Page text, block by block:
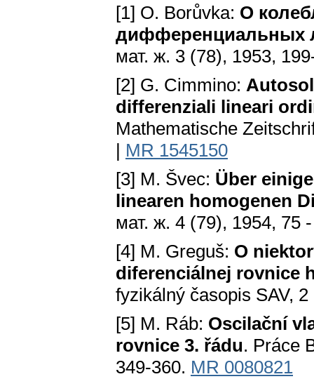
[1] О. Borůvka: О
дифференциальных
мат. ж. 3 (78), 1953,
[2] G. Cimmino:
differenziali lineari
Mathematische
| MR 1545150
[3] M. Švec: Über
linearen homogenen
мат. ж. 4 (79), 1954, 75
[4] M. Greguš: O
diferenciálnej rovnice
fyzikálný časopis SAV,
[5] M. Ráb: Oscilační
rovnice 3. řádu. Práce
349-360. MR 0080821